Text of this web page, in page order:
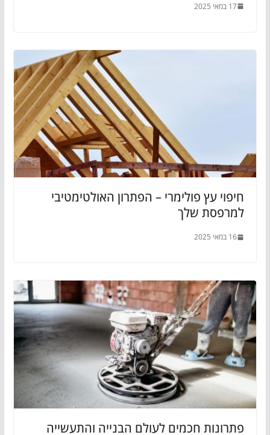
17 במאי 2025
חיפוי עץ פולימרי – הפתרון האולטימטיבי
למרפסת שלך
16 במאי 2025
פתרונות חכמים לעולם הבנייה והתעשייה